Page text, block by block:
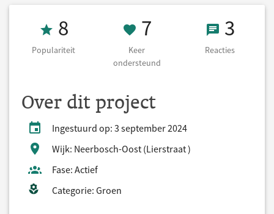
Populariteit 8
8
Populariteit
7 Keer
7
Keer
ondersteund
3 3
Reacties
Over dit project
Ingestuurd op: 3 september 2024
Wijk: Neerbosch-Oost (Lierstraat )
Fase: Actief
Categorie: Groen